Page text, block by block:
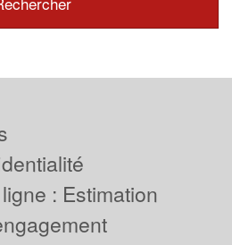
: Estimation